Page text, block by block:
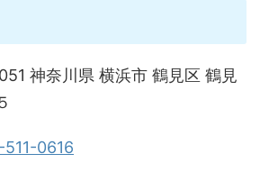
神奈川県 横浜市 鶴見区 鶴見
0616